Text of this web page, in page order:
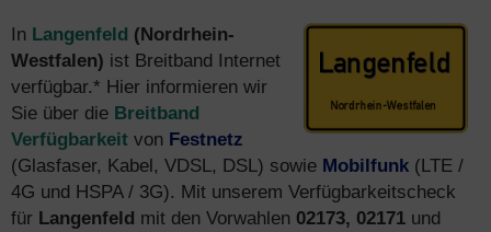
In Langenfeld (Nordrhein-
Westfalen) ist Breitband Internet
verfügbar.* Hier informieren wir
Sie über die Breitband
Verfügbarkeit von Festnetz
(Glasfaser, Kabel, VDSL, DSL) sowie Mobilfunk (LTE /
4G und HSPA / 3G). Mit unserem Verfügbarkeitscheck
für Langenfeld mit den Vorwahlen 02173, 02171 und